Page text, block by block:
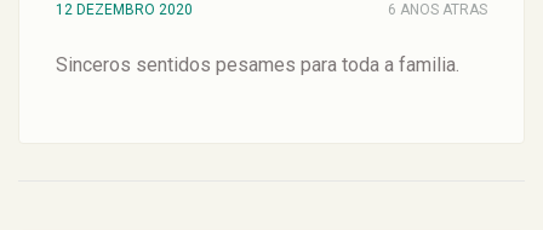
12 DEZEMBRO 2020 6 ANOS ATRAS
Sinceros sentidos pesames para toda a familia.